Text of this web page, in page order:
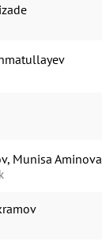
Munisa Aminova